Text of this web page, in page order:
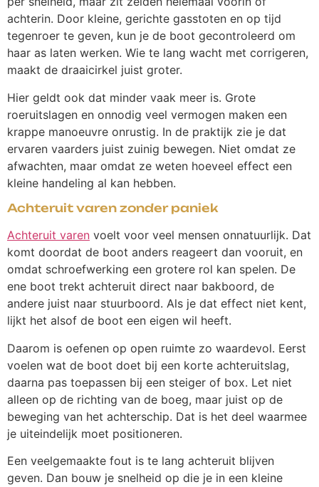
achterin. Door kleine, gerichte gasstoten en op tijd
tegenroer te geven, kun je de boot gecontroleerd om
haar as laten werken. Wie te lang wacht met corrigeren,
maakt de draaicirkel juist groter.
Hier geldt ook dat minder vaak meer is. Grote
roeruitslagen en onnodig veel vermogen maken een
krappe manoeuvre onrustig. In de praktijk zie je dat
ervaren vaarders juist zuinig bewegen. Niet omdat ze
afwachten, maar omdat ze weten hoeveel effect een
kleine handeling al kan hebben.
Achteruit varen zonder paniek
Achteruit varen voelt voor veel mensen onnatuurlijk. Dat
komt doordat de boot anders reageert dan vooruit, en
omdat schroefwerking een grotere rol kan spelen. De
ene boot trekt achteruit direct naar bakboord, de
andere juist naar stuurboord. Als je dat effect niet kent,
lijkt het alsof de boot een eigen wil heeft.
Daarom is oefenen op open ruimte zo waardevol. Eerst
voelen wat de boot doet bij een korte achteruitslag,
daarna pas toepassen bij een steiger of box. Let niet
alleen op de richting van de boeg, maar juist op de
beweging van het achterschip. Dat is het deel waarmee
je uiteindelijk moet positioneren.
Een veelgemaakte fout is te lang achteruit blijven
geven. Dan bouw je snelheid op die je in een kleine